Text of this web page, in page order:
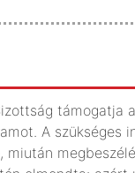
A szükséges
miután